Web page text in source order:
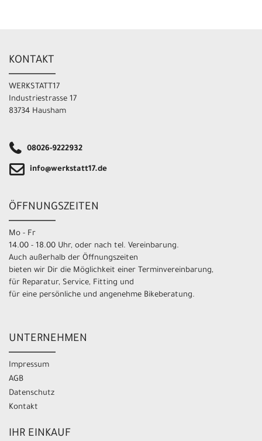
KONTAKT
WERKSTATT17
Industriestrasse 17
83734 Hausham
08026-9222932
info@werkstatt17.de
ÖFFNUNGSZEITEN
Mo - Fr
14.00 - 18.00 Uhr, oder nach tel. Vereinbarung.
Auch außerhalb der Öffnungszeiten
bieten wir Dir die Möglichkeit einer Terminvereinbarung,
für Reparatur, Service, Fitting und
für eine persönliche und angenehme Bikeberatung.
UNTERNEHMEN
Impressum
AGB
Datenschutz
Kontakt
IHR EINKAUF